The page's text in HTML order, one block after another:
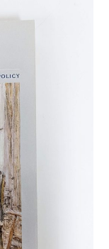
書
学
小児科学
本・グルメ